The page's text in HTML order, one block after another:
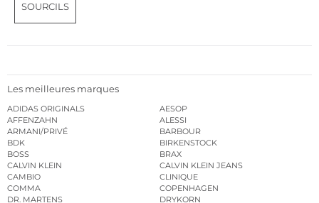
SOURCILS
Les meilleures marques
ADIDAS ORIGINALS
AESOP
AFFENZAHN
ALESSI
ARMANI/PRIVÉ
BARBOUR
BDK
BIRKENSTOCK
BOSS
BRAX
CALVIN KLEIN
CALVIN KLEIN JEANS
CAMBIO
CLINIQUE
COMMA
COPENHAGEN
DR. MARTENS
DRYKORN